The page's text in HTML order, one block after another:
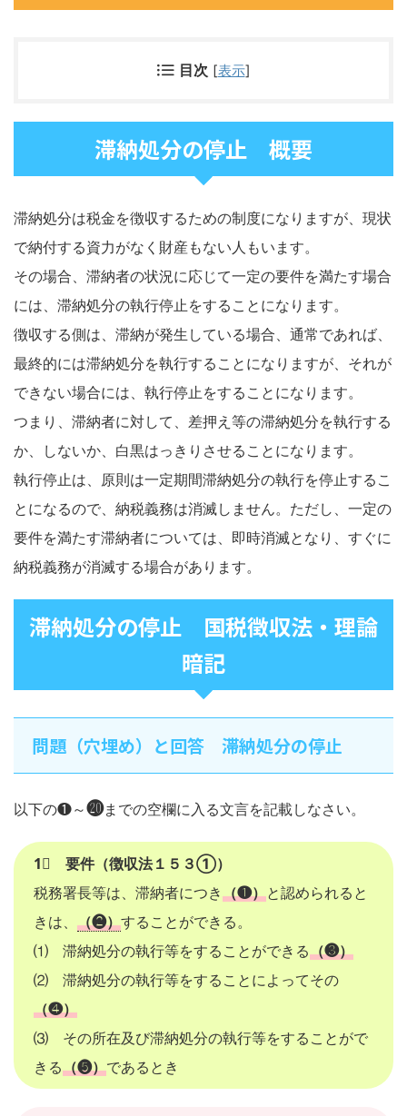
目次 [表示]
滞納処分の停止 概要
滞納処分は税金を徴収するための制度になりますが、現状
で納付する資力がなく財産もない人もいます。
その場合、滞納者の状況に応じて一定の要件を満たす場合
には、滞納処分の執行停止をすることになります。
徴収する側は、滞納が発生している場合、通常であれば、
最終的には滞納処分を執行することになりますが、それが
できない場合には、執行停止をすることになります。
つまり、滞納者に対して、差押え等の滞納処分を執行する
か、しないか、白黒はっきりさせることになります。
執行停止は、原則は一定期間滞納処分の執行を停止するこ
とになるので、納税義務は消滅しません。ただし、一定の
要件を満たす滞納者については、即時消滅となり、すぐに
納税義務が消滅する場合があります。
滞納処分の停止 国税徴収法・理論
暗記
問題（穴埋め）と回答 滞納処分の停止
以下の❶～⓴までの空欄に入る文言を記載しなさい。
1⃣ 要件（徴収法１５３①）
税務署長等は、滞納者につき（❶）と認められると
きは、（❷）することができる。
⑴ 滞納処分の執行等をすることができる（❸）
⑵ 滞納処分の執行等をすることによってその
（❹）
⑶ その所在及び滞納処分の執行等をすることがで
きる（❺）であるとき